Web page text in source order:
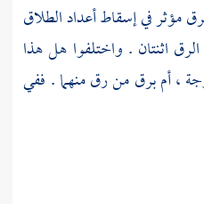
مؤثر في إسقاط أعداد الطلاق
اثنتان . واختلفوا هل هذا
، أم برق من رق منهما . ففي